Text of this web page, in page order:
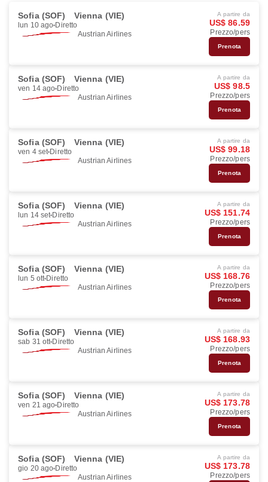
Sofia (SOF) Vienna (VIE)
lun 10 ago Diretto
Austrian Airlines
A partire da
US$ 86.59
Prezzo/pers
Prenota
Sofia (SOF) Vienna (VIE)
ven 14 ago Diretto
Austrian Airlines
A partire da
US$ 98.5
Prezzo/pers
Prenota
Sofia (SOF) Vienna (VIE)
ven 4 set Diretto
Austrian Airlines
A partire da
US$ 99.18
Prezzo/pers
Prenota
Sofia (SOF) Vienna (VIE)
lun 14 set Diretto
Austrian Airlines
A partire da
US$ 151.74
Prezzo/pers
Prenota
Sofia (SOF) Vienna (VIE)
lun 5 ott Diretto
Austrian Airlines
A partire da
US$ 168.76
Prezzo/pers
Prenota
Sofia (SOF) Vienna (VIE)
sab 31 ott Diretto
Austrian Airlines
A partire da
US$ 168.93
Prezzo/pers
Prenota
Sofia (SOF) Vienna (VIE)
ven 21 ago Diretto
Austrian Airlines
A partire da
US$ 173.78
Prezzo/pers
Prenota
Sofia (SOF) Vienna (VIE)
gio 20 ago Diretto
Austrian Airlines
A partire da
US$ 173.78
Prezzo/pers